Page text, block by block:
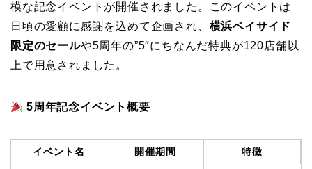
模な記念イベントが開催されました。このイベントは
日頃の愛顧に感謝を込めて企画され、 横浜ベイサイド
限定のセールや5周年の”5″にちなんだ特典が120店舗以
上で用意されました。
5周年記念イベント概要
イベント名 開催期間 特徴